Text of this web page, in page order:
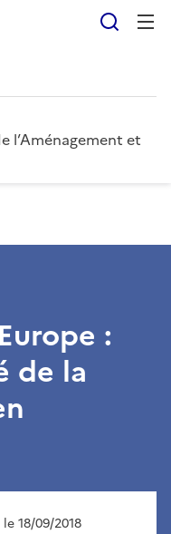
l’Aménagement et
:
de la
18/09/2018